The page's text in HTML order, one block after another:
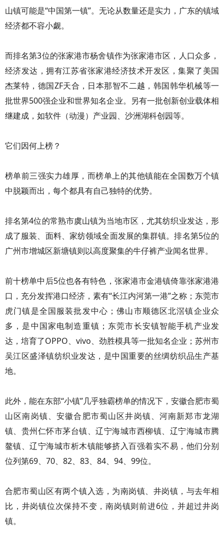
山镇可能是“中国第一镇”。无论从数量还是实力，广东的镇域
经济都不容小觑。
而排名第3位的张家港市杨舍镇作为张家港市区，人口众多，
经济发达，拥有江苏省张家港经济技术开发区，集聚了美国
杰莱特，德国ZF天合，日本那智不二越，韩国韩华机械等一
批世界500强企业和世界知名企业。另有一批创新创业载体相
继建成，如软件（动漫）产业园、沙洲湖科创园等。
它们因何上榜？
榜单前三强实力雄厚，而榜单上的其他镇能在全国数万个镇
中脱颖而出，每个都具有自己独特的优势。
排名第4位的常熟市虞山镇为当地市区，尤其纺织业发达，形
成了服装、面料、家纺领域全面发展的集群镇。排名第5位的
广州市增城区新塘镇则以高度聚集的牛仔裤产业闻名世界。
前十榜单中后5位也各有特色，张家港市金港镇倚靠张家港港
口，充分发挥港口经济，素有“长江内河第一港”之称；东莞市
虎门镇是全国服装批发中心；佛山市顺德区北滘镇企业众
多，是中国家电制造重镇；东莞市长安镇智能手机产业发
达，培育了OPPO、vivo、劲胜模具等一批知名企业；苏州市
吴江区盛泽镇纺织业发达，是中国重要的丝绸纺织品生产基
地。
此外，能在东部“小镇”几乎独霸榜单的情况下，安徽合肥市蜀
山区南岗镇、安徽合肥市蜀山区井岗镇、河南新郑市龙湖
镇、贵州仁怀市茅台镇、辽宁海城市西柳镇、辽宁海城市腾
鳌镇、辽宁海城市析木镇能够挤入百强着实不易，他们分别
位列第69、70、82、83、84、94、99位。
合肥市蜀山区有两个镇入选，为南岗镇、井岗镇，与去年相
比，井岗镇位次保持不变，南岗镇则前进6位，并超过井岗
镇。